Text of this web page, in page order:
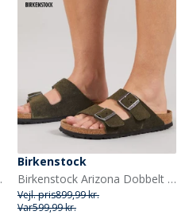
Sort
Birkenstock
Birkenstock Arizona Dobbelt Spænde Sandaler Thyme
Vejl. pris899,99 kr.
Var599,99 kr.